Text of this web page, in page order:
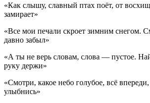
«Как слышу, славный птах поёт, от
замирает»
«Все мои печали скроет зимним снегом.
давно забыл»
«А ты не верь словам, слова — пустое.
руку держи»
«Смотри, какое небо голубое, всё
улыбнись»